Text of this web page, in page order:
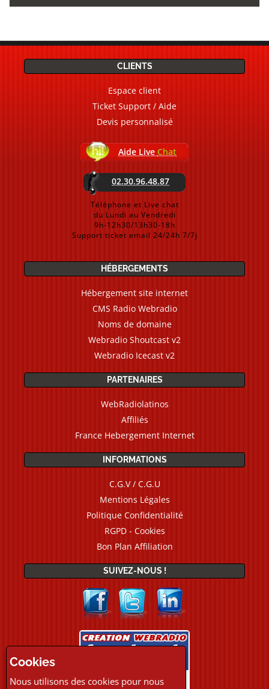
CLIENTS
Espace client
Ticket Support / Aide
Devis personnalisé
Aide Live Chat
02.30.96.48.87
Téléphone et Live chat
du Lundi au Vendredi
9h-12h30/13h30-18h
Support ticket email 24/24h 7/7j
HÉBERGEMENTS
Hébergement site internet
CMS Radio Webradio
Noms de domaine
Webradio Shoutcast v2
Webradio Icecast v2
PARTENAIRES
WebRadiolatinos
Affiliés
France Hebergement Internet
INFORMATIONS
C.G.V / C.G.U
Mentions Légales
Politique Confidentialité
RGPD - Cookies
Bon Plan Affiliation
SUIVEZ-NOUS !
Cookies
Nous utilisons des cookies pour nous